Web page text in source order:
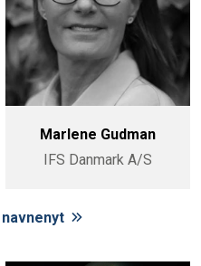
Marlene Gudman
IFS Danmark A/S